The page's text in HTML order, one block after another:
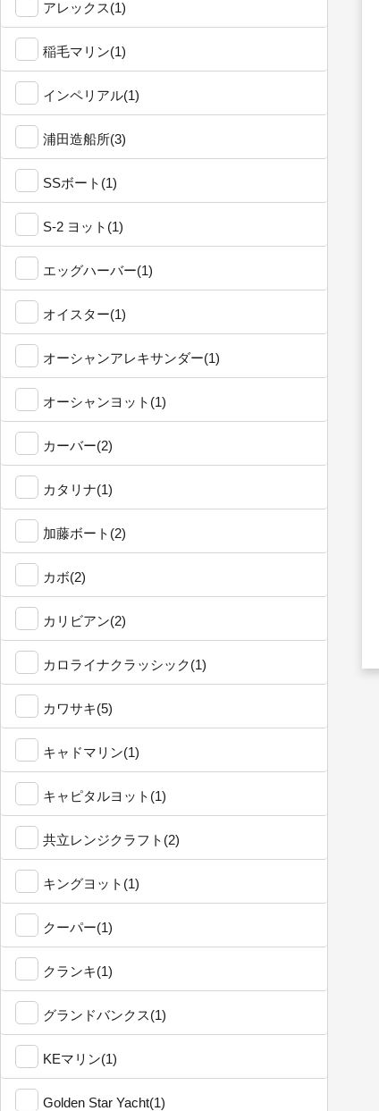
アレックス(1)
稲毛マリン(1)
インペリアル(1)
浦田造船所(3)
SSボート(1)
S-2 ヨット(1)
エッグハーバー(1)
オイスター(1)
オーシャンアレキサンダー(1)
オーシャンヨット(1)
カーバー(2)
カタリナ(1)
加藤ボート(2)
カボ(2)
カリビアン(2)
カロライナクラッシック(1)
カワサキ(5)
キャドマリン(1)
キャピタルヨット(1)
共立レンジクラフト(2)
キングヨット(1)
クーパー(1)
クランキ(1)
グランドバンクス(1)
KEマリン(1)
Golden Star Yacht(1)